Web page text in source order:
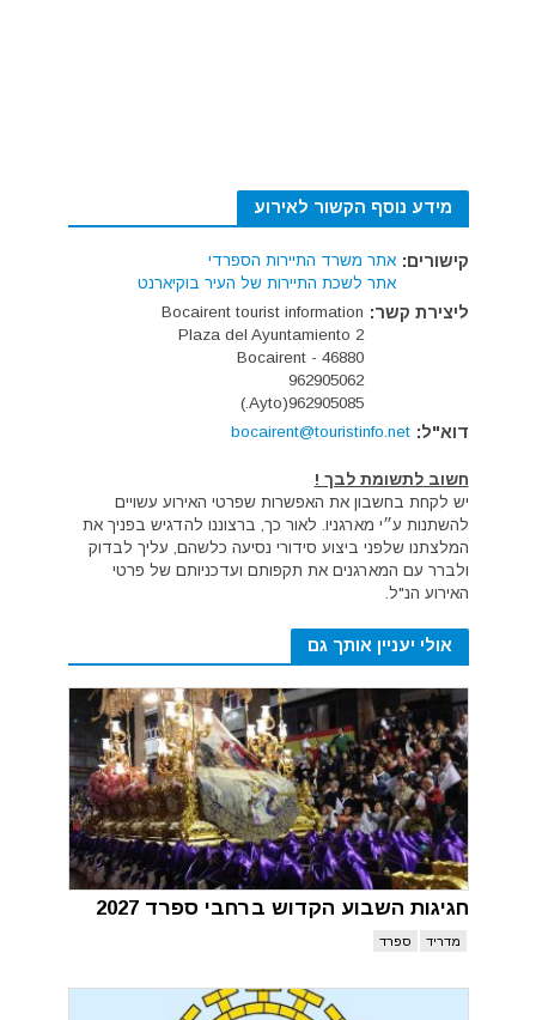
מידע נוסף הקשור לאירוע
קישורים: אתר משרד התיירות הספרדי
אתר לשכת התיירות של העיר בוקיארנט
ליצירת קשר: Bocairent tourist information
Plaza del Ayuntamiento 2
46880 - Bocairent
962905062
962905085(Ayto.)
דוא"ל: bocairent@touristinfo.net
חשוב לתשומת לבך !
יש לקחת בחשבון את האפשרות שפרטי האירוע עשויים
להשתנות ע״י מארגניו. לאור כך, ברצוננו להדגיש בפניך את
המלצתנו שלפני ביצוע סידורי נסיעה כלשהם, עליך לבדוק
ולברר עם המארגנים את תקפותם ועדכניותם של פרטי
האירוע הנ"ל.
אולי יעניין אותך גם
חגיגות השבוע הקדוש ברחבי ספרד 2027
מדריד ספרד